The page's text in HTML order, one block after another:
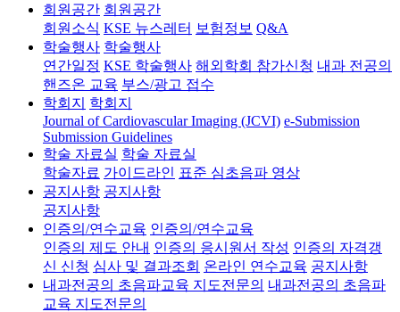
회원공간 회원공간
회원소식 KSE 뉴스레터 보험정보 Q&A
학술행사 학술행사
연간일정 KSE 학술행사 해외학회 참가신청 내과 전공의
핸즈온 교육 부스/광고 접수
학회지
학회지
Journal of Cardiovascular Imaging (JCVI) e-Submission
Submission Guidelines
학술 자료실 학술 자료실
학술자료 가이드라인 표준 심초음파 영상
공지사항 공지사항
공지사항
인증의/연수교육 인증의/연수교육
인증의 제도 안내 인증의 응시원서 작성 인증의 자격갱
신 신청 심사 및 결과조회 온라인 연수교육 공지사항
내과전공의 초음파교육 지도전문의 내과전공의 초음파
교육 지도전문의